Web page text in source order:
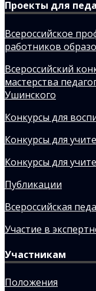
Проекты для
Всероссийское
работников
Всероссийский
мастерства
Ушинского
Конкурсы для
Конкурсы для
Конкурсы для
Публикации
Всероссийская
Участие в
Участникам
Положения